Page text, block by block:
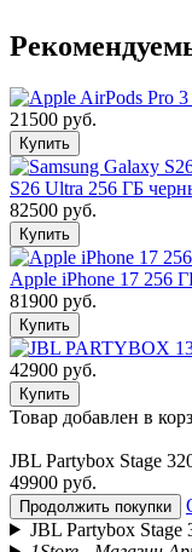
21500 руб.
Купить
S26 Ultra 256 ГБ
82500 руб.
Купить
Apple iPhone 17 256
81900 руб.
Купить
42900 руб.
Купить
Товар добавлен в
JBL Partybox Stage
49900 руб.
Продолжить покупки
JBL Partybox Stage